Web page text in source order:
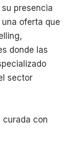
presencia
oferta que
donde las
sector
curada con